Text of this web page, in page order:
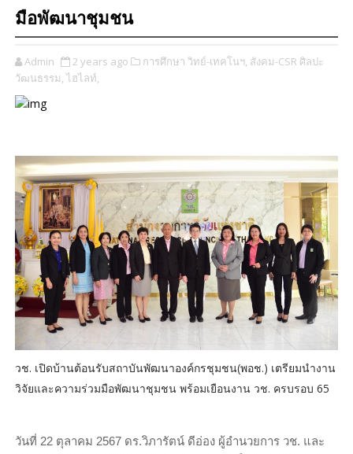
มือพัฒนาชุมชน
Admin 2 years ago การศึกษา วิทย์-เทคโนฯ, สังคม-CSR ศิลปะ
วัฒนธรรม, ไฮไลท์,
วช. เปิดบ้านต้อนรับสถาบันพัฒนาองค์กรชุมชน(พอช.) เตรียมนำงาน
วิจัยและความร่วมมือพัฒนาชุมชน พร้อมเยือนงาน วช. ครบรอบ 65
วันที่ 22 ตุลาคม 2567 ดร.วิภารัตน์ ดีอ่อง ผู้อำนวยการ วช. และ